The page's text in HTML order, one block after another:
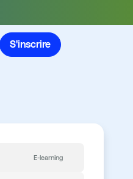
S'inscrire
E-learning